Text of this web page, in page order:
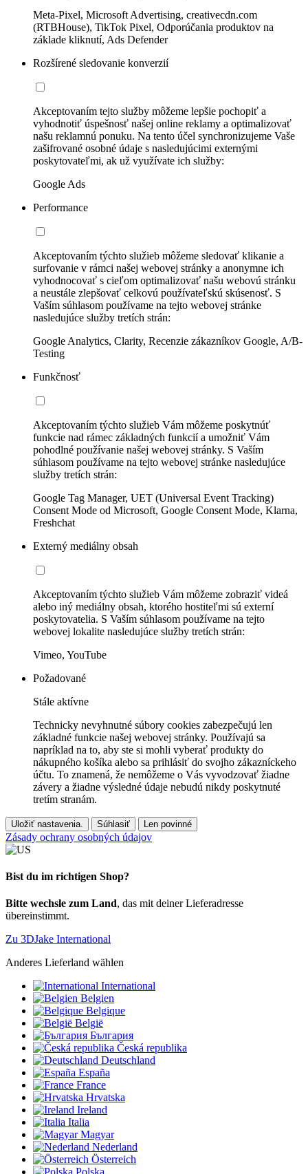
Meta-Pixel, Microsoft Advertising, creativecdn.com
(RTBHouse), TikTok Pixel, Odporúčania produktov na
základe kliknutí, Ads Defender
Rozšírené sledovanie konverzií
Akceptovaním tejto služby môžeme lepšie pochopiť a
vyhodnotiť úspešnosť našej online reklamy a optimalizovať
našu reklamnú ponuku. Na tento účel synchronizujeme Vaše
zašifrované osobné údaje s nasledujúcimi externými
poskytovateľmi, ak už využívate ich služby:
Google Ads
Performance
Akceptovaním týchto služieb môžeme sledovať klikanie a
surfovanie v rámci našej webovej stránky a anonymne ich
vyhodnocovať s cieľom optimalizovať našu webovú stránku
a neustále zlepšovať celkovú používateľskú skúsenosť. S
Vaším súhlasom používame na tejto webovej stránke
nasledujúce služby tretích strán:
Google Analytics, Clarity, Recenzie zákazníkov Google, A/B-
Testing
Funkčnosť
Akceptovaním týchto služieb Vám môžeme poskytnúť
funkcie nad rámec základných funkcií a umožniť Vám
pohodlné používanie našej webovej stránky. S Vaším
súhlasom používame na tejto webovej stránke nasledujúce
služby tretích strán:
Google Tag Manager, UET (Universal Event Tracking)
Consent Mode od Microsoft, Google Consent Mode, Klarna,
Freshchat
Externý mediálny obsah
Akceptovaním týchto služieb Vám môžeme zobraziť videá
alebo iný mediálny obsah, ktorého hostiteľmi sú externí
poskytovatelia. S Vaším súhlasom používame na tejto
webovej lokalite nasledujúce služby tretích strán:
Vimeo, YouTube
Požadované
Stále aktívne
Technicky nevyhnutné súbory cookies zabezpečujú len
základné funkcie našej webovej stránky. Používajú sa
napríklad na to, aby ste si mohli vyberať produkty do
nákupného košíka alebo sa prihlásiť do svojho zákazníckeho
účtu. To znamená, že nemôžeme o Vás vyvodzovať žiadne
závery a žiadne výsledné údaje nebudú nikdy poskytnuté
tretím stranám.
Uložiť nastavenia. Súhlasiť Len povinné
Zásady ochrany osobných údajov
Bist du im richtigen Shop?
Bitte wechsle zum Land, das mit deiner Lieferadresse
übereinstimmt.
Zu 3DJake International
Anderes Lieferland wählen
International
Belgien
Belgique
België
България
Česká republika
Deutschland
España
France
Hrvatska
Ireland
Italia
Magyar
Nederland
Österreich